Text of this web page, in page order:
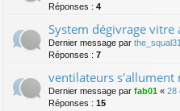
Réponses : 4
System dégivrage vitre
Dernier message par the_squal31
Réponses : 7
ventilateurs s'allument
Dernier message par fab01 « 28
Réponses : 15